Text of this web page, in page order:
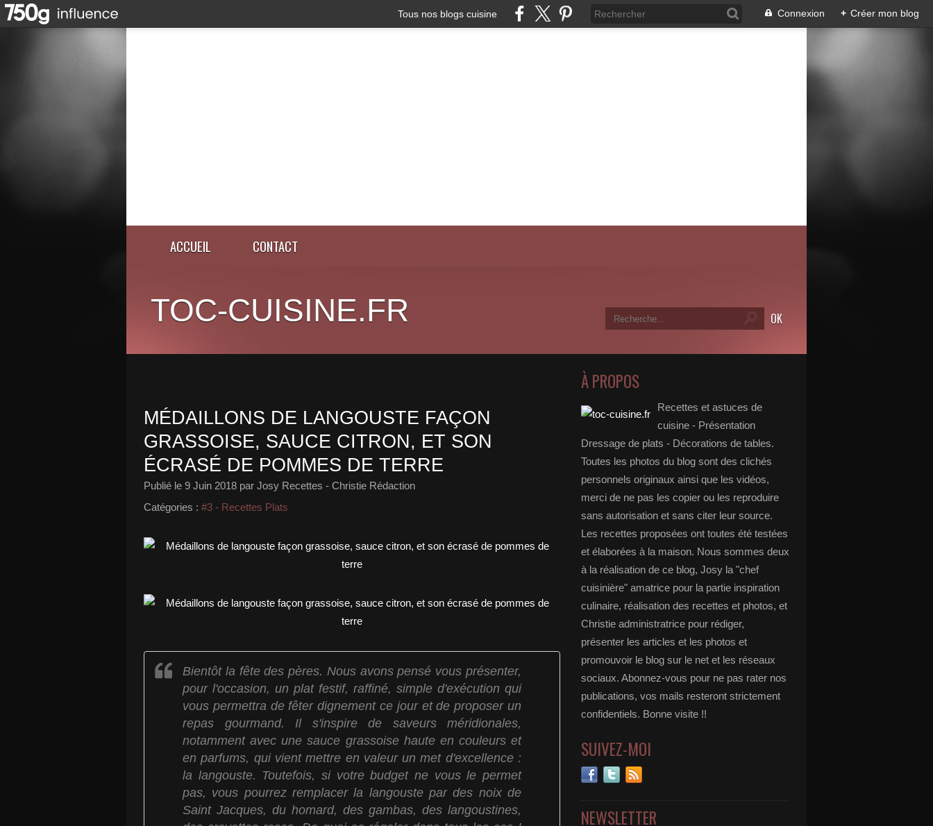
Tous nos blogs cuisine Connexion + Créer mon blog
ACCUEIL CONTACT
TOC-CUISINE.FR
MÉDAILLONS DE LANGOUSTE FAÇON
GRASSOISE, SAUCE CITRON, ET SON
ÉCRASÉ DE POMMES DE TERRE
Publié le 9 Juin 2018 par Josy Recettes - Christie Rédaction
Catégories : #3 - Recettes Plats
Bientôt la fête des pères. Nous avons pensé vous présenter,
pour l'occasion, un plat festif, raffiné, simple d'exécution qui
vous permettra de fêter dignement ce jour et de proposer un
repas gourmand. Il s'inspire de saveurs méridionales,
notamment avec une sauce grassoise haute en couleurs et
en parfums, qui vient mettre en valeur un met d'excellence :
la langouste. Toutefois, si votre budget ne vous le permet
pas, vous pourrez remplacer la langouste par des noix de
Saint Jacques, du homard, des gambas, des langoustines,
À PROPOS
Recettes et astuces de
cuisine - Présentation
Dressage de plats - Décorations de tables.
Toutes les photos du blog sont des clichés
personnels originaux ainsi que les vidéos,
merci de ne pas les copier ou les reproduire
sans autorisation et sans citer leur source.
Les recettes proposées ont toutes été testées
et élaborées à la maison. Nous sommes deux
à la réalisation de ce blog, Josy la "chef
cuisinière" amatrice pour la partie inspiration
culinaire, réalisation des recettes et photos, et
Christie administratrice pour rédiger,
présenter les articles et les photos et
promouvoir le blog sur le net et les réseaux
sociaux. Abonnez-vous pour ne pas rater nos
publications, vos mails resteront strictement
confidentiels. Bonne visite !!
SUIVEZ-MOI
NEWSLETTER